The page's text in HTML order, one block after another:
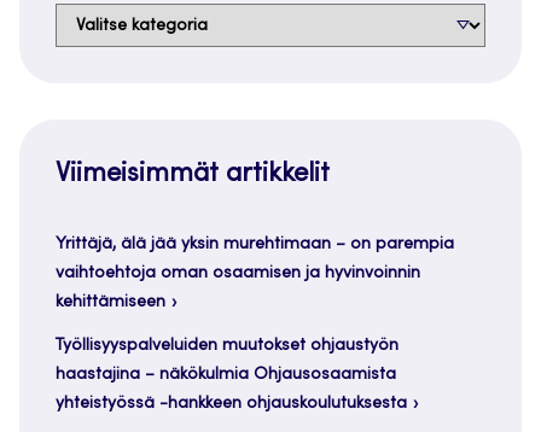
Aiheet
Viimeisimmät artikkelit
Yrittäjä, älä jää yksin murehtimaan – on parempia
vaihtoehtoja oman osaamisen ja hyvinvoinnin
kehittämiseen
Työllisyyspalveluiden muutokset ohjaustyön
haastajina – näkökulmia Ohjausosaamista
yhteistyössä -hankkeen ohjauskoulutuksesta